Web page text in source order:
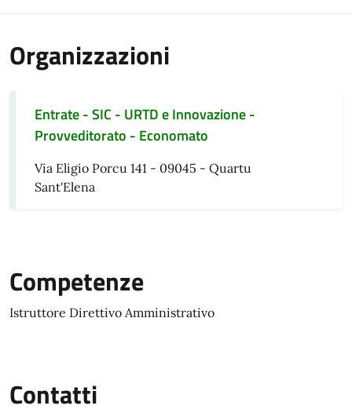
Organizzazioni
Entrate - SIC - URTD e Innovazione -
Provveditorato - Economato
Via Eligio Porcu 141 - 09045 - Quartu
Sant'Elena
Competenze
Istruttore Direttivo Amministrativo
Contatti